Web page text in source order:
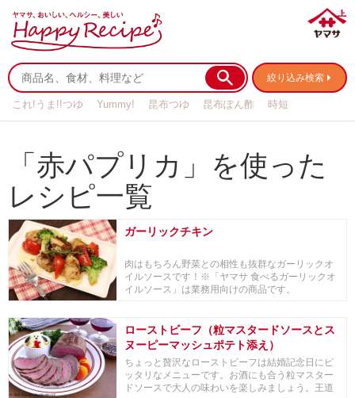
絞り込み検索
これ!うま!!つゆ Yummy! 昆布つゆ 昆布ぽん酢
時短
「赤パプリカ」を使った
レシピ一覧
ガーリックチキン
肉はもちろん野菜との相性も抜群なガーリックオ
イルソースです！※「ヤマサ 食べるガーリックオ
イルソース」は業務用向けの商品です。
ローストビーフ（粒マスタードソースとス
ヌーピーマッシュポテト添え）
ちょっと贅沢なローストビーフは結婚記念日にピ
ッタリなメニューです。お酒にも合う粒マスター
ドソースで大人の味わいを楽しみましょう。王道